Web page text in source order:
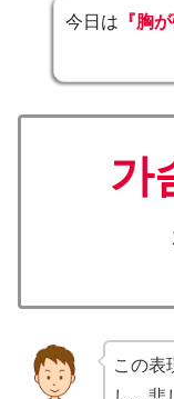
今日は 『胸
가
この表